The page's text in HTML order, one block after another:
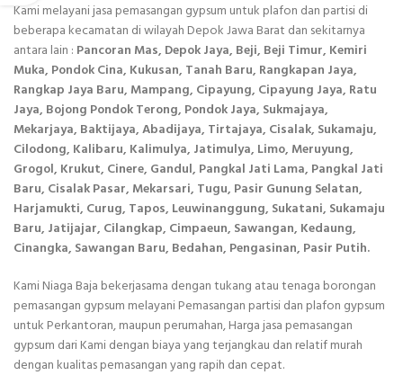
Kami melayani jasa pemasangan gypsum untuk plafon dan partisi di
beberapa kecamatan di wilayah Depok Jawa Barat dan sekitarnya
antara lain : Pancoran Mas, Depok Jaya, Beji, Beji Timur, Kemiri
Muka, Pondok Cina, Kukusan, Tanah Baru, Rangkapan Jaya,
Rangkap Jaya Baru, Mampang, Cipayung, Cipayung Jaya, Ratu
Jaya, Bojong Pondok Terong, Pondok Jaya, Sukmajaya,
Mekarjaya, Baktijaya, Abadijaya, Tirtajaya, Cisalak, Sukamaju,
Cilodong, Kalibaru, Kalimulya, Jatimulya, Limo, Meruyung,
Grogol, Krukut, Cinere, Gandul, Pangkal Jati Lama, Pangkal Jati
Baru, Cisalak Pasar, Mekarsari, Tugu, Pasir Gunung Selatan,
Harjamukti, Curug, Tapos, Leuwinanggung, Sukatani, Sukamaju
Baru, Jatijajar, Cilangkap, Cimpaeun, Sawangan, Kedaung,
Cinangka, Sawangan Baru, Bedahan, Pengasinan, Pasir Putih.
Kami Niaga Baja bekerjasama dengan tukang atau tenaga borongan
pemasangan gypsum melayani Pemasangan partisi dan plafon gypsum
untuk Perkantoran, maupun perumahan, Harga jasa pemasangan
gypsum dari Kami dengan biaya yang terjangkau dan relatif murah
dengan kualitas pemasangan yang rapih dan cepat.